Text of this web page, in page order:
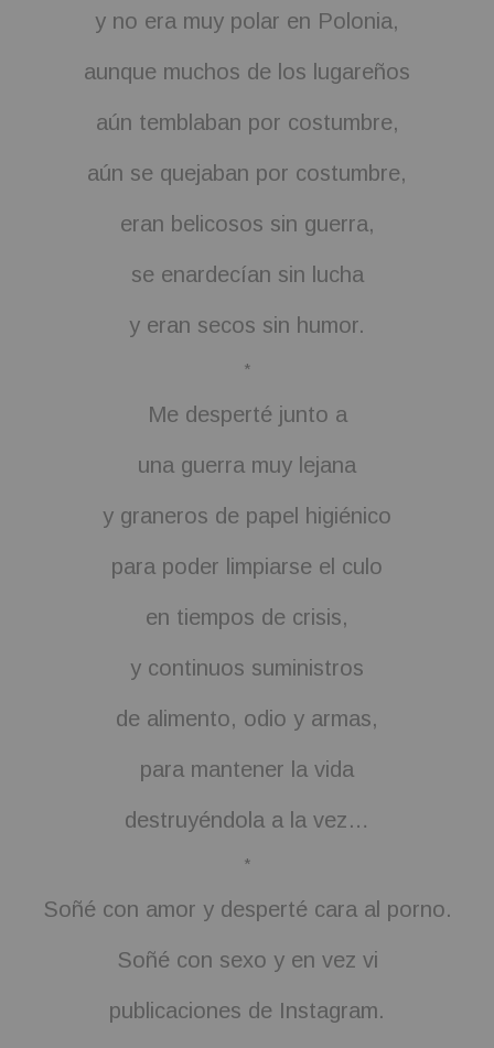
BOOKS
FUNDACJA FILMOWA
VISIONKRAFT
y no era muy polar en Polonia,
aunque muchos de los lugareños
aún temblaban por costumbre,
aún se quejaban por costumbre,
eran belicosos sin guerra,
se enardecían sin lucha
y eran secos sin humor.
*
Me desperté junto a
una guerra muy lejana
y graneros de papel higiénico
para poder limpiarse el culo
en tiempos de crisis,
y continuos suministros
de alimento, odio y armas,
para mantener la vida
destruyéndola a la vez…
*
Soñé con amor y desperté cara al porno.
Soñé con sexo y en vez vi
publicaciones de Instagram.